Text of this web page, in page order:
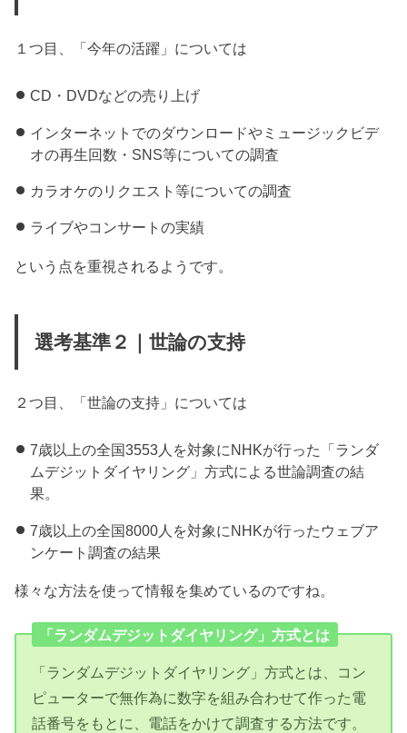
１つ目、「今年の活躍」については
CD・DVDなどの売り上げ
インターネットでのダウンロードやミュージックビデ
オの再生回数・SNS等についての調査
カラオケのリクエスト等についての調査
ライブやコンサートの実績
という点を重視されるようです。
選考基準２｜世論の支持
２つ目、「世論の支持」については
7歳以上の全国3553人を対象にNHKが行った「ランダ
ムデジットダイヤリング」方式による世論調査の結
果。
7歳以上の全国8000人を対象にNHKが行ったウェブア
ンケート調査の結果
様々な方法を使って情報を集めているのですね。
「ランダムデジットダイヤリング」方式とは
「ランダムデジットダイヤリング」方式とは、コン
ピューターで無作為に数字を組み合わせて作った電
話番号をもとに、電話をかけて調査する方法です。